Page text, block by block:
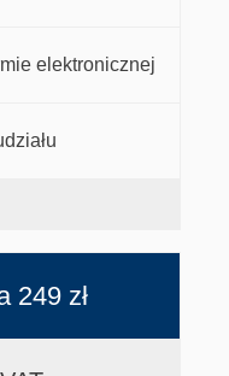
elektronicznej
249 zł